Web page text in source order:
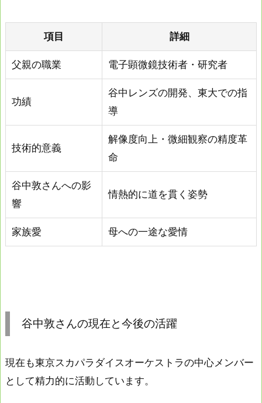
項目 詳細
父親の職業 電子顕微鏡技術者・研究者
功績
谷中レンズの開発、東大での指
導
技術的意義
解像度向上・微細観察の精度革
命
谷中敦さんへの影
響
情熱的に道を貫く姿勢
家族愛 母への一途な愛情
谷中敦さんの現在と今後の活躍
現在も東京スカパラダイスオーケストラの中心メンバー
として精力的に活動しています。